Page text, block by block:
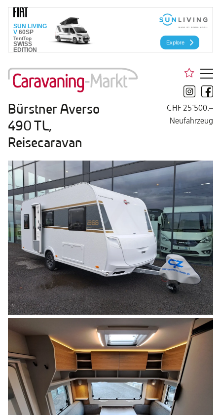
Bürstner Averso
490 TL,
Reisecaravan
CHF 25'500.–
Neufahrzeug